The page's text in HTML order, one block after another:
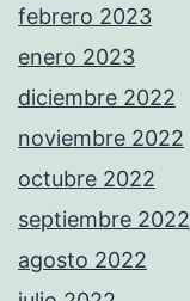
febrero 2023
enero 2023
diciembre 2022
noviembre 2022
octubre 2022
septiembre 2022
agosto 2022